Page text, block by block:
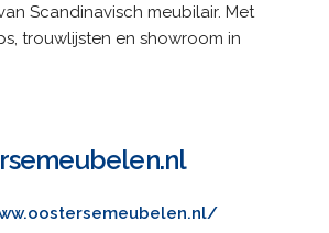
Scandinavisch meubilair. Met
trouwlijsten en showroom in